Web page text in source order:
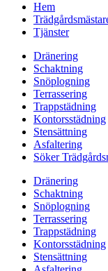
Hem
Tjänster
Dränering
Schaktning
Snöplogning
Terrassering
Trappstädning
Kontorsstädning
Stensättning
Asfaltering
Söker
Dränering
Schaktning
Snöplogning
Terrassering
Trappstädning
Kontorsstädning
Stensättning